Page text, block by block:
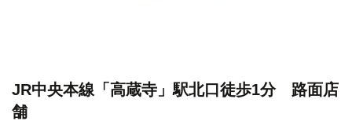
JR中央本線「高蔵寺」駅北口徒歩1分 路面店
舗